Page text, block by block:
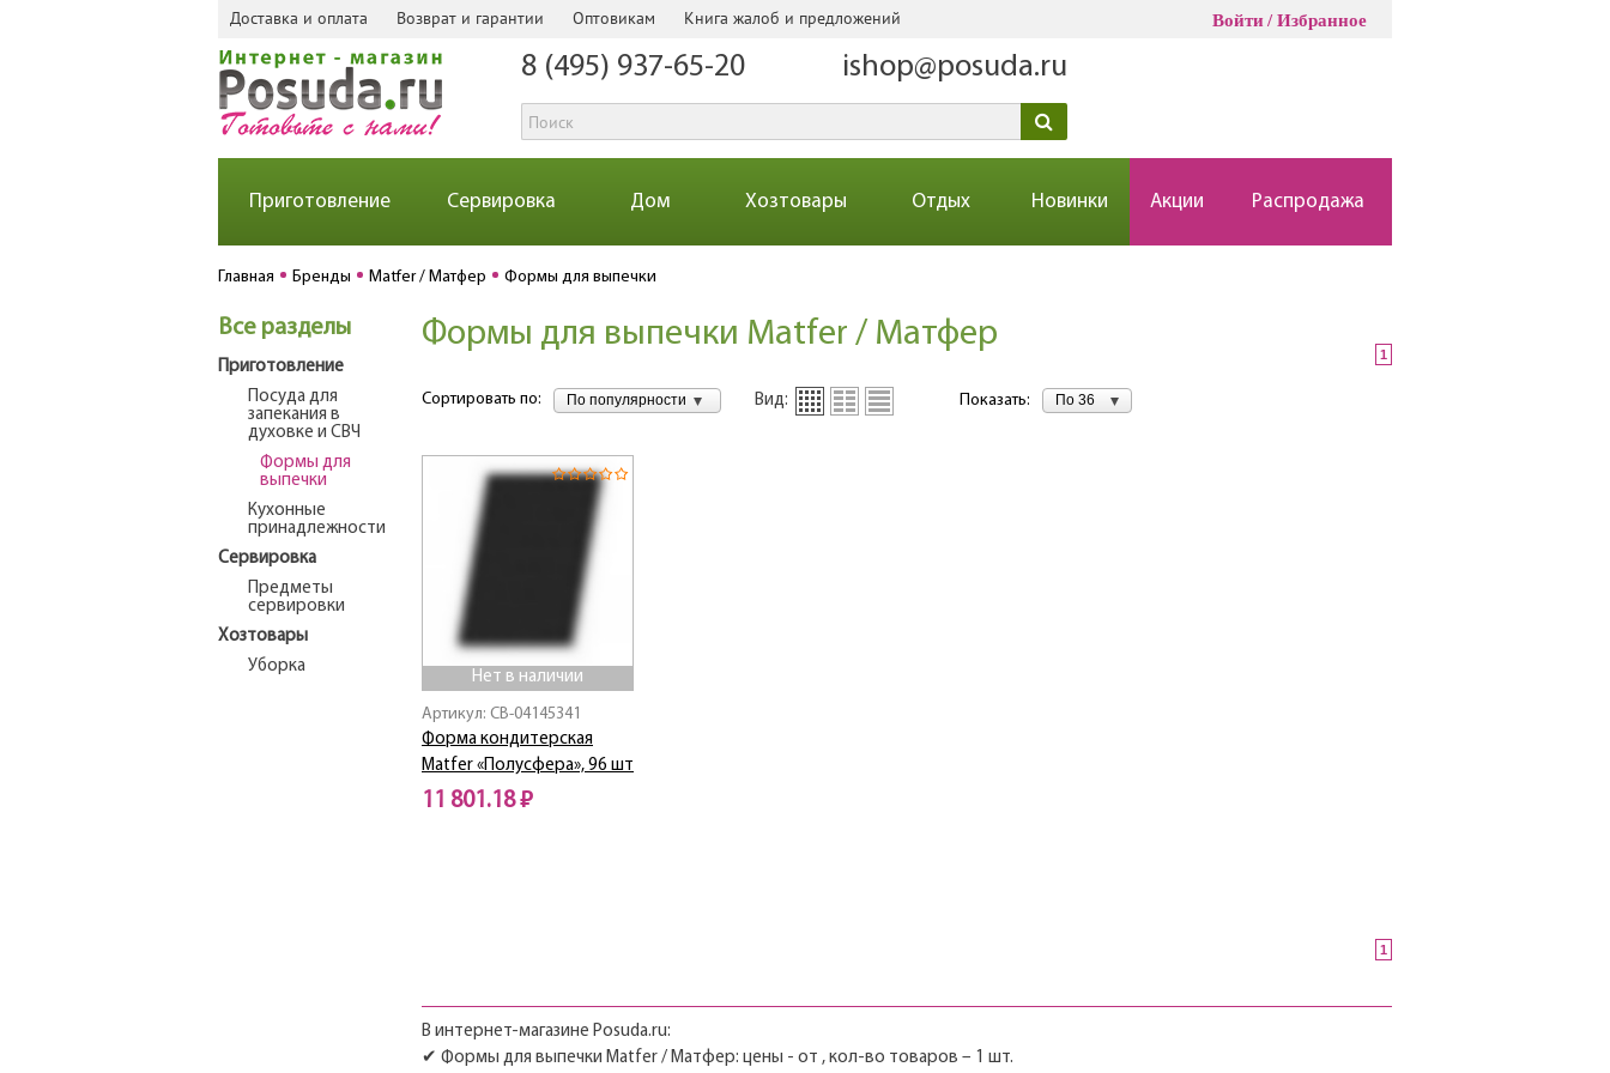
Доставка и оплата Возврат и гарантии Оптовикам Книга жалоб и предложений Войти Избранное
8 (495) 937-65-20 ishop@posuda.ru
Приготовление Сервировка Дом Хозтовары Отдых Новинки Акции Распродажа
Главная Бренды Matfer / Матфер Формы для выпечки
Все разделы
Приготовление
Посуда для
запекания в
духовке и СВЧ
Формы для
выпечки
Кухонные
принадлежности
Сервировка
Предметы
сервировки
Хозтовары
Уборка
Формы для выпечки Matfer / Матфер
1
Сортировать по: По популярности Вид: Показать: По 36
Нет в наличии
Артикул: CB-04145341
Форма кондитерская
Matfer «Полусфера», 96 шт
11 801.18 ₽
1
В интернет-магазине Posuda.ru:
✔ Формы для выпечки Matfer / Матфер: цены - от , кол-во товаров – 1 шт.